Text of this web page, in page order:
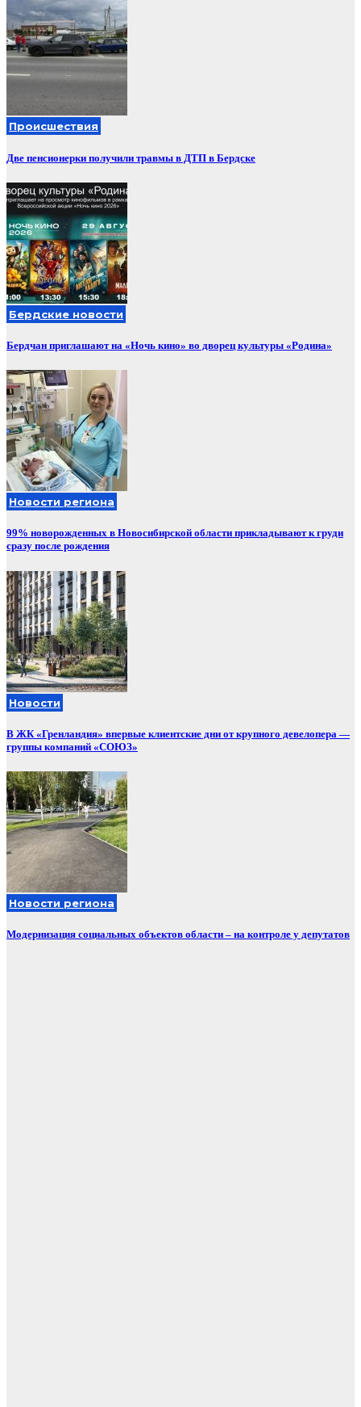
Происшествия
Две пенсионерки получили травмы в ДТП в Бердске
Бердские новости
Бердчан приглашают на «Ночь кино» во дворец культуры «Родина»
Новости региона
99% новорожденных в Новосибирской области прикладывают к груди
сразу после рождения
Новости
В ЖК «Гренландия» впервые клиентские дни от крупного девелопера —
группы компаний «СОЮЗ»
Новости региона
Модернизация социальных объектов области – на контроле у депутатов